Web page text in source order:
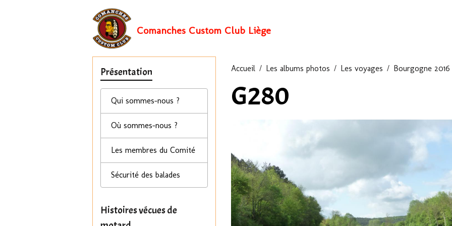
Comanches Custom Club Liège
Accueil Les albums photos Les voyages Bourgogne 2016
G280
Présentation
Qui sommes-nous ?
Où sommes-nous ?
Les membres du Comité
Sécurité des balades
Histoires vécues de